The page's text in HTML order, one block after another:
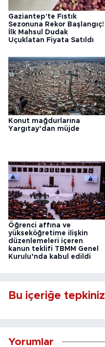
Gaziantep'te Fıstık
Sezonuna Rekor Başlangıç!
İlk Mahsul Dudak
Uçuklatan Fiyata Satıldı
Konut mağdurlarına
Yargıtay’dan müjde
Öğrenci affına ve
yükseköğretime ilişkin
düzenlemeleri içeren
kanun teklifi TBMM Genel
Kurulu’nda kabul edildi
Bu içeriğe tepkiniz
Yorumlar